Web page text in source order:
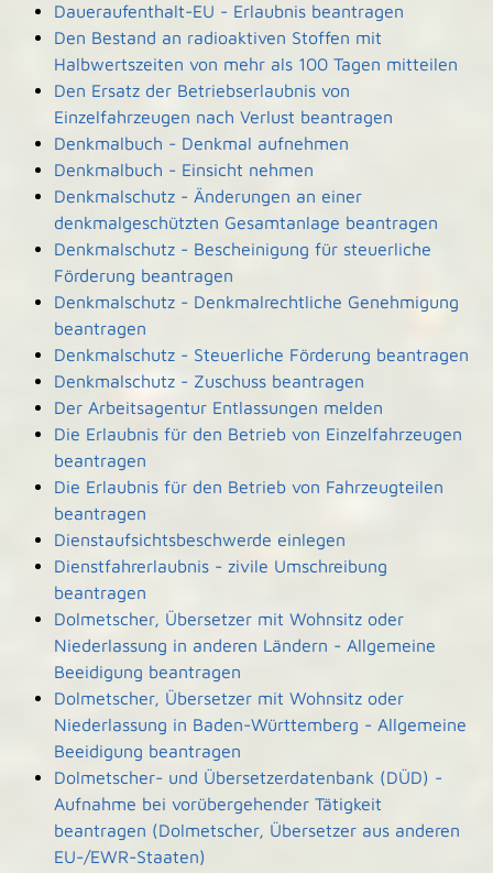
Daueraufenthalt-EU - Erlaubnis beantragen
Den Bestand an radioaktiven Stoffen mit
Halbwertszeiten von mehr als 100 Tagen mitteilen
Den Ersatz der Betriebserlaubnis von
Einzelfahrzeugen nach Verlust beantragen
Denkmalbuch - Denkmal aufnehmen
Denkmalbuch - Einsicht nehmen
Denkmalschutz - Änderungen an einer
denkmalgeschützten Gesamtanlage beantragen
Denkmalschutz - Bescheinigung für steuerliche
Förderung beantragen
Denkmalschutz - Denkmalrechtliche Genehmigung
beantragen
Denkmalschutz - Steuerliche Förderung beantragen
Denkmalschutz - Zuschuss beantragen
Der Arbeitsagentur Entlassungen melden
Die Erlaubnis für den Betrieb von Einzelfahrzeugen
beantragen
Die Erlaubnis für den Betrieb von Fahrzeugteilen
beantragen
Dienstaufsichtsbeschwerde einlegen
Dienstfahrerlaubnis - zivile Umschreibung
beantragen
Dolmetscher, Übersetzer mit Wohnsitz oder
Niederlassung in anderen Ländern - Allgemeine
Beeidigung beantragen
Dolmetscher, Übersetzer mit Wohnsitz oder
Niederlassung in Baden-Württemberg - Allgemeine
Beeidigung beantragen
Dolmetscher- und Übersetzerdatenbank (DÜD) -
Aufnahme bei vorübergehender Tätigkeit
beantragen (Dolmetscher, Übersetzer aus anderen
EU-/EWR-Staaten)